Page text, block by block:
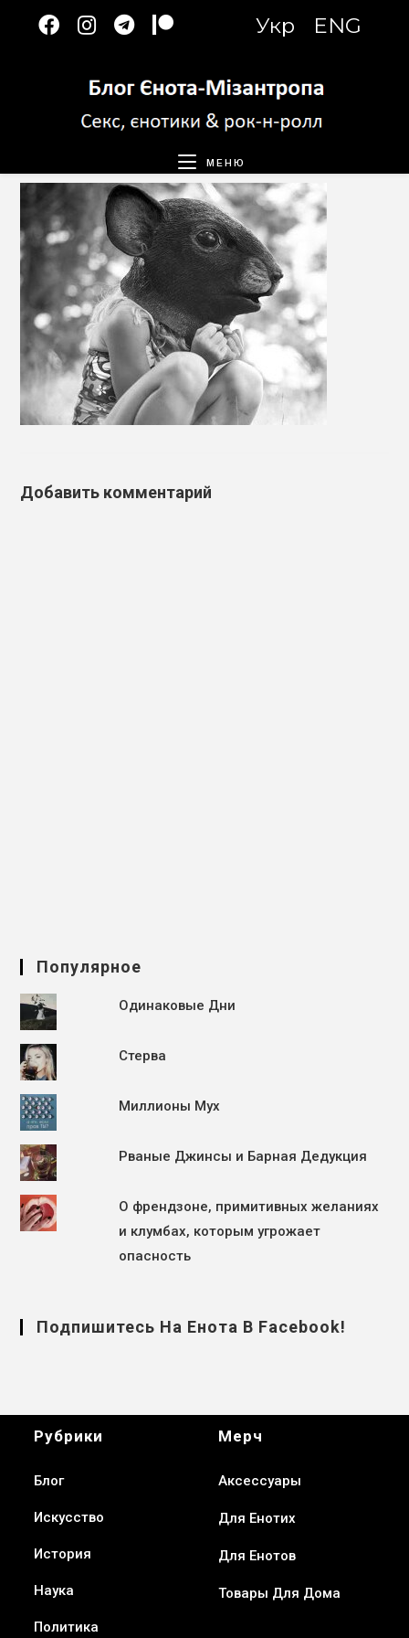
Укр ENG
МЕНЮ
Добавить комментарий
Популярное
Одинаковые Дни
Стерва
Миллионы Мух
Рваные Джинсы и Барная Дедукция
О френдзоне, примитивных желаниях
и клумбах, которым угрожает
опасность
Подпишитесь На Енота В Facebook!
Рубрики
Блог
Искусство
История
Наука
Политика
Мерч
Аксессуары
Для Енотих
Для Енотов
Товары Для Дома